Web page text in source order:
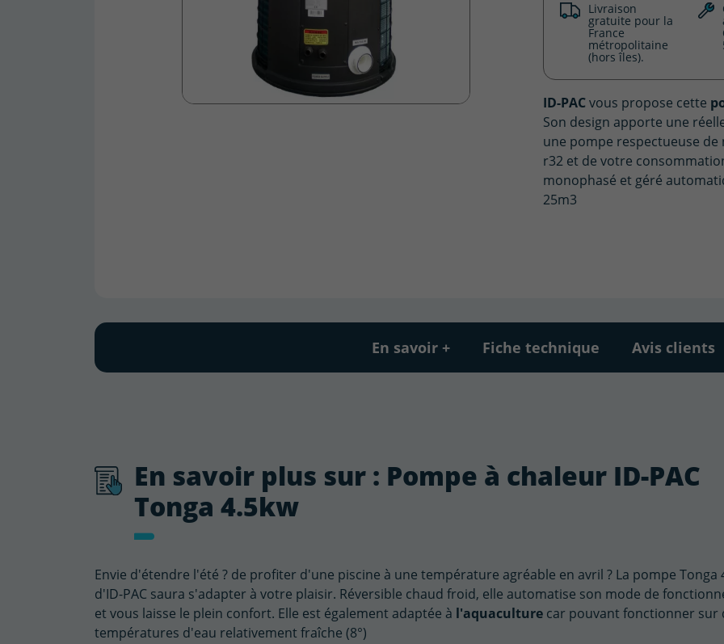
Livraison
gratuite pour la
France
métropolitaine
(hors îles).
ID-PACvous propose cette
Son design apporte une
une pompe respectueuse
r32 et de votre
monophasé et géré
25m3
En savoir + Fiche technique Avis clients
En savoir plus sur : Pompe à chaleur ID-PAC
Tonga 4.5kw
Envie d'étendre l'été ? de profiter d'une piscine à une température agréable en avril ? La pompe Tonga
d'ID-PAC saura s'adapter à votre plaisir. Réversible chaud froid, elle automatise son mode de
et vous laisse le plein confort. Elle est également adaptée à l'aquaculture car pouvant fonctionner sur
températures d'eau relativement fraîche (8°)